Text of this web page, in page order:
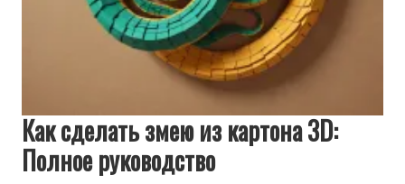
Как сделать змею из картона 3D:
Полное руководство